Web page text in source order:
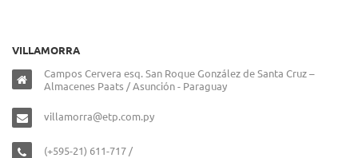
VILLAMORRA
Campos Cervera esq. San Roque González de Santa Cruz –
Almacenes Paats / Asunción - Paraguay
villamorra@etp.com.py
(+595-21) 611-717 /